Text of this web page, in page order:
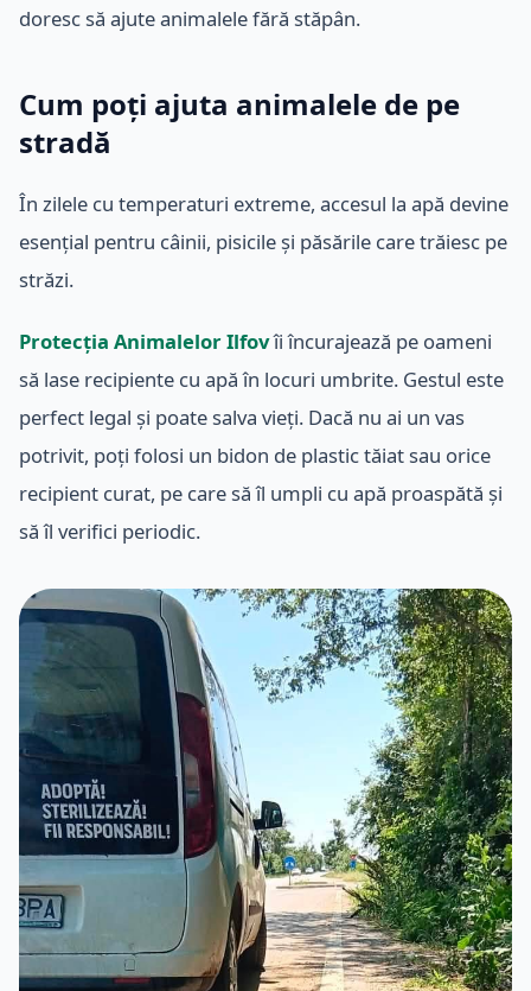
doresc să ajute animalele fără stăpân.
Cum poți ajuta animalele de pe
stradă
În zilele cu temperaturi extreme, accesul la apă devine
esențial pentru câinii, pisicile și păsările care trăiesc pe
străzi.
Protecția Animalelor Ilfovîi încurajează pe oameni
să lase recipiente cu apă în locuri umbrite. Gestul este
perfect legal și poate salva vieți. Dacă nu ai un vas
potrivit, poți folosi un bidon de plastic tăiat sau orice
recipient curat, pe care să îl umpli cu apă proaspătă și
să îl verifici periodic.